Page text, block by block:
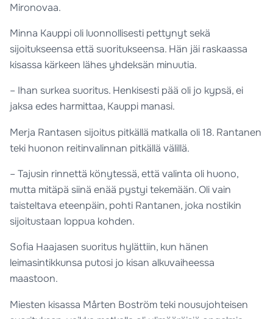
Mironovaa.
Minna Kauppi oli luonnollisesti pettynyt sekä
sijoitukseensa että suoritukseensa. Hän jäi raskaassa
kisassa kärkeen lähes yhdeksän minuutia.
– Ihan surkea suoritus. Henkisesti pää oli jo kypsä, ei
jaksa edes harmittaa, Kauppi manasi.
Merja Rantasen sijoitus pitkällä matkalla oli 18. Rantanen
teki huonon reitinvalinnan pitkällä välillä.
– Tajusin rinnettä könytessä, että valinta oli huono,
mutta mitäpä siinä enää pystyi tekemään. Oli vain
taisteltava eteenpäin, pohti Rantanen, joka nostikin
sijoitustaan loppua kohden.
Sofia Haajasen suoritus hylättiin, kun hänen
leimasintikkunsa putosi jo kisan alkuvaiheessa
maastoon.
Miesten kisassa Mårten Boström teki nousujohteisen